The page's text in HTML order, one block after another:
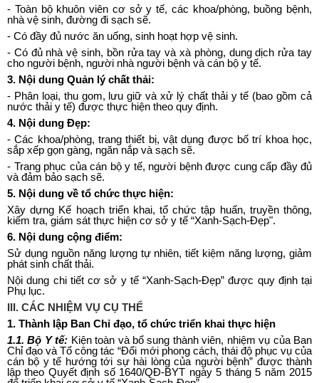
- Toàn bộ khuôn viên cơ sở y tế, các khoa/phòng, buồng bệnh,
nhà vệ sinh, đường đi sạch sẽ.
- Có đầy đủ nước ăn uống, sinh hoạt hợp vệ sinh.
- Có đủ nhà vệ sinh, bồn rửa tay và xà phòng, dung dịch rửa tay
cho người bệnh, người nhà người bệnh và cán bộ y tế.
3. Nội dung Quản lý chất thải:
- Phân loại, thu gom, lưu giữ và xử lý chất thải y tế (bao gồm cả
nước thải y tế) được thực hiện theo quy định.
4. Nội dung Đẹp:
-Các khoa/phòng, trang thiết bị, vật dụng được bố trí khoa học,
sắp xếp gọn gàng, ngăn nắp và sạch sẽ.
- Trang phục của cán bộ y tế, người bệnh được cung cấp đầy đủ
và đảm bảo sạch sẽ.
5. Nội dung về tổ chức thực hiện:
Xây dựng Kế hoạch triển khai, tổ chức tập huấn, truyền thông,
kiểm tra, giám sát thực hiện cơ sở y tế “Xanh-Sạch-Đẹp".
6. Nội dung cộng điểm:
Sử dụng nguồn năng lượng tự nhiên, tiết kiệm năng lượng, giảm
phát sinh chất thải.
Nội dung chi tiết cơ sở y tế “Xanh-Sạch-Đẹp” được quy định tại
Phụ lục.
III. CÁC NHIỆM VỤ CỤ THỂ
1. Thành lập Ban Chỉ đạo, tổ chức triển khai thực hiện
1.1. Bộ Y tế: Kiện toàn và bổ sung thành viên, nhiệm vụ của Ban
Chỉ đạo và Tổcông tác “Đổi mới phong cách, thái độ phục vụ của
cán bộ y tế hướng tới sự hài lòng của người bệnh” được thành
lập theo Quyết định số 1640/QĐ-BYT ngày 5 tháng 5 năm 2015